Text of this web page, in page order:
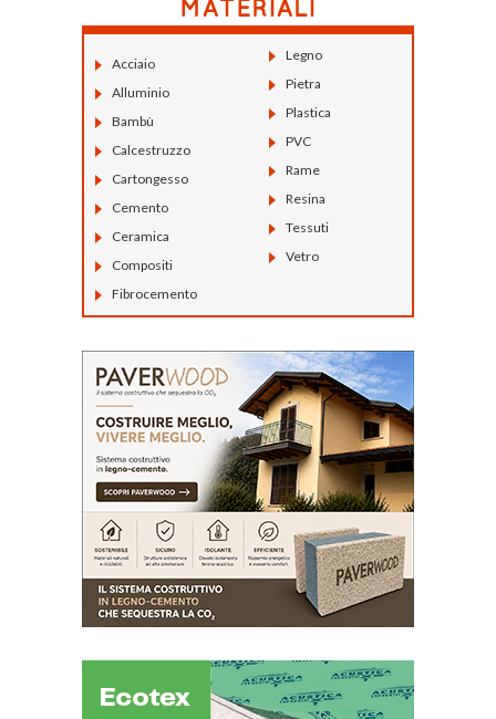
Acciaio
Alluminio
Bambù
Calcestruzzo
Cartongesso
Cemento
Ceramica
Compositi
Fibrocemento
Legno
Pietra
Plastica
PVC
Rame
Resina
Tessuti
Vetro